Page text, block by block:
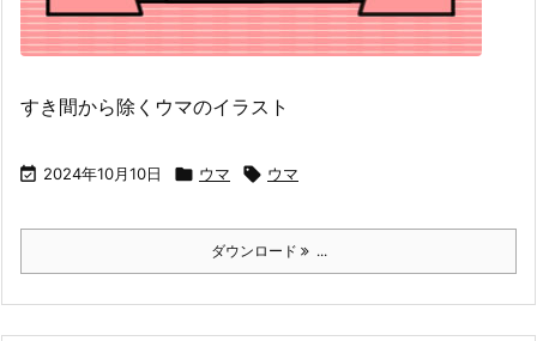
すき間から除くウマのイラスト
 2024年10月10日  ウマ  ウマ
ダウンロード ...